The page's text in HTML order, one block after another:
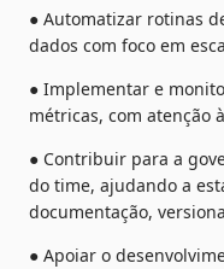
● Automatizar rotinas
dados com foco em
● Implementar e
métricas, com atenção
● Contribuir para a
do time, ajudando a
documentação,
● Apoiar o